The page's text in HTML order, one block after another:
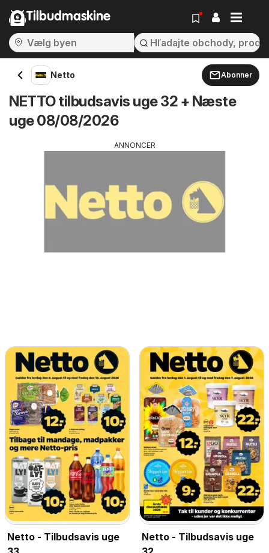
Tilbudmaskine
Netto Abonner
NETTO tilbudsavis uge 32 + Næste
uge 08/08/2026
ANNONCER
Netto - Tilbudsavis uge
Netto - Tilbudsavis uge